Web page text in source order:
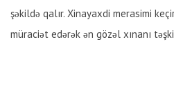
şəkildə qalır. Xinayaxdi merasimi
müraciət edərək ən gözəl xınanı